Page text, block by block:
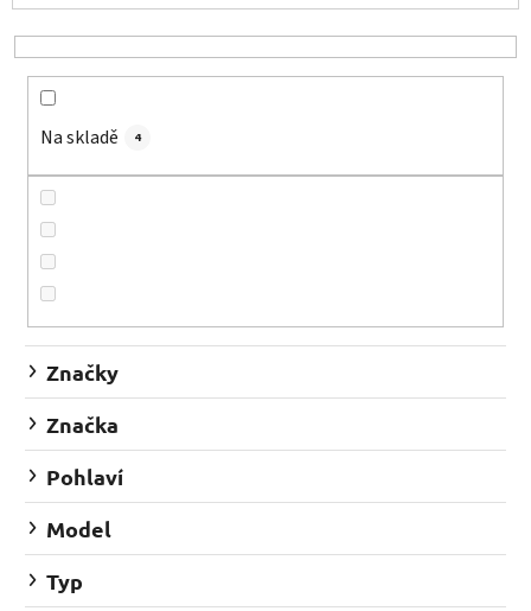
z
e
Na skladě 4
Značky
Značka
Pohlaví
Model
Typ